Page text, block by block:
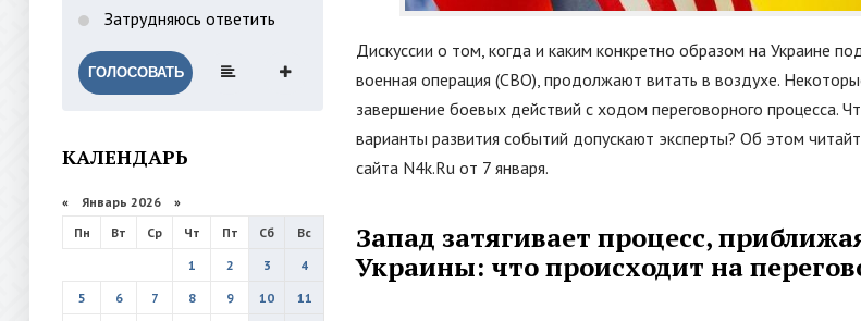
Затрудняюсь ответить
ГОЛОСОВАТЬ
КАЛЕНДАРЬ
« Январь 2026 »
Пн
Вт Ср Чт Пт Сб
Вс
1
2 3
4
5
6 7 8 9 10
11
Дискуссии о том, когда и каким конкретно образом на Украине
военная операция (СВО), продолжают витать в воздухе.
завершение боевых действий с ходом переговорного процесса.
варианты развития событий допускают эксперты? Об этом
сайта N4k.Ru от 7 января.
Запад затягивает процесс,
Украины: что происходит на